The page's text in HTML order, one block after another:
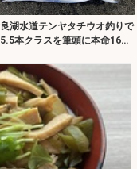
湖水道テンヤタチウオ釣りで
本クラスを筆頭に本命16匹